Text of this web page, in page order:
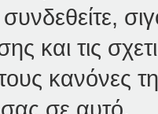
και τις
κανόνες
σε αυτό.